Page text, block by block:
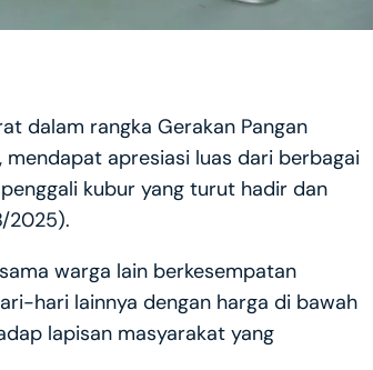
dalam rangka Gerakan Pangan
apresiasi luas dari berbagai
kubur yang turut hadir dan
2025).
warga lain berkesempatan
hari lainnya dengan harga di bawah
lapisan masyarakat yang